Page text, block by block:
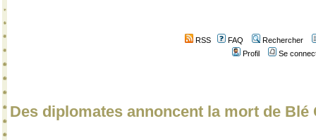
RSS FAQ
Rechercher
Profil
Se
Des diplomates annoncent la mort de Blé